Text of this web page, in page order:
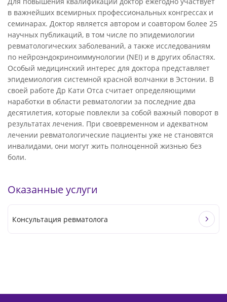
в важнейших всемирных профессиональных конгрессах и
семинарах. Доктор является автором и соавтором более 25
научных публикаций, в том числе по эпидемиологии
ревматологических заболеваний, а также исследованиям
по нейроэндокриноиммунологии (NEI) и в других областях.
Особый медицинский интерес для доктора представляет
эпидемиология системной красной волчанки в Эстонии. В
своей работе Др Кати Отса считает определяющими
наработки в области ревматологии за последние два
десятилетия, которые повлекли за собой важный поворот в
результатах лечения. При своевременном и адекватном
лечении ревматологические пациенты уже не становятся
инвалидами, они могут жить полноценной жизнью без
боли.
Оказанные услуги
Консультация ревматолога